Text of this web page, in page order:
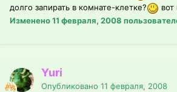
долго запирать в комнате-клетке?
Изменено11 февраля, 2008
Yuri
Опубликовано 11 февраля, 2008